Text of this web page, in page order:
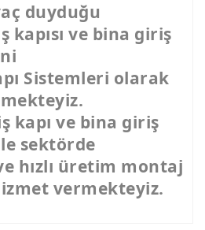
duyduğu
ve bina giriş
Sistemleri olarak
kapı ve bina giriş
sektörde
hızlı üretim montaj
vermekteyiz.